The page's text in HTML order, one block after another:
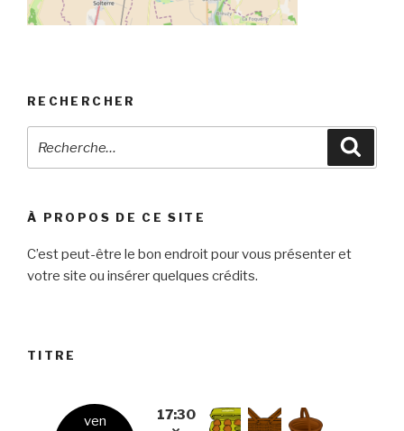
RECHERCHER
pour
À PROPOS DE CE SITE
C’est peut-être le bon endroit pour vous présenter et
votre site ou insérer quelques crédits.
TITRE
ven
17:30